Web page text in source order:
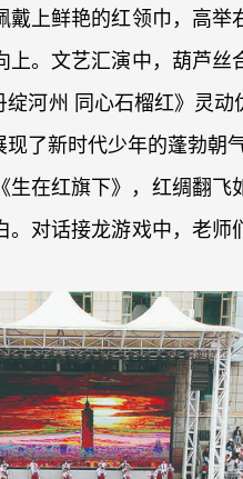
上鲜艳的红领巾，高
。文艺汇演中，葫芦丝
河州 同心石榴红》灵
了新时代少年的蓬勃朝气
在红旗下》，红绸翻
对话接龙游戏中，老